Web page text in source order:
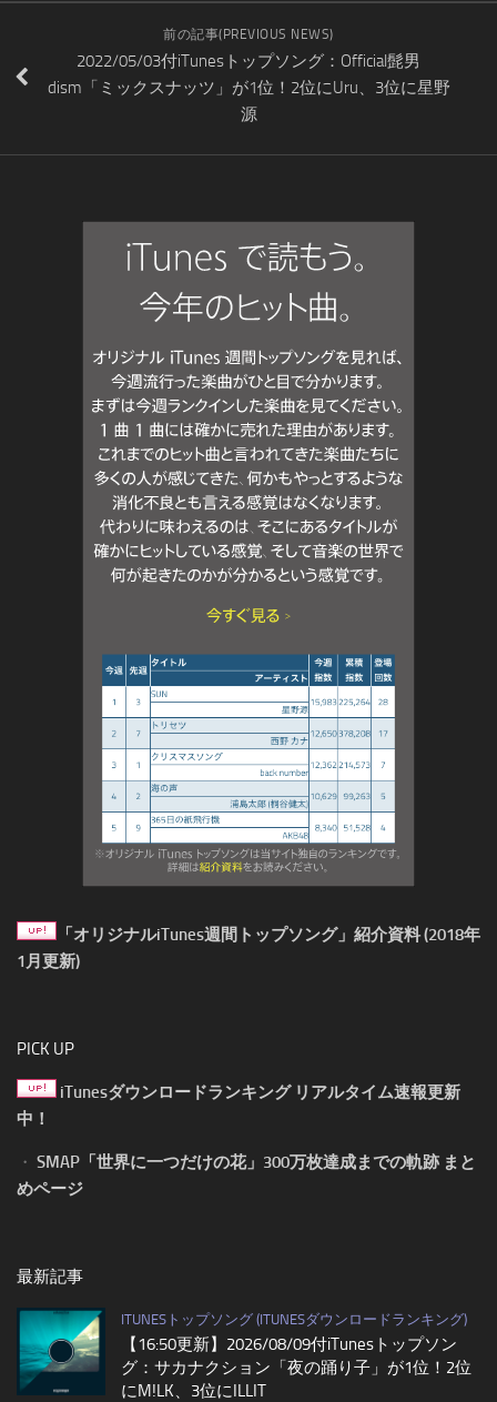
前の記事(PREVIOUS NEWS)
2022/05/03付iTunesトップソング：Official髭男
dism「ミックスナッツ」が1位！2位にUru、3位に星野
源
「オリジナルiTunes週間トップソング」紹介資料 (2018年
1月更新)
PICK UP
iTunesダウンロードランキング リアルタイム速報更新
中！
・ SMAP「世界に一つだけの花」300万枚達成までの軌跡 まと
めページ
最新記事
ITUNESトップソング (ITUNESダウンロードランキング)
【16:50更新】2026/08/09付iTunesトップソン
グ：サカナクション「夜の踊り子」が1位！2位
にM!LK、3位にILLIT